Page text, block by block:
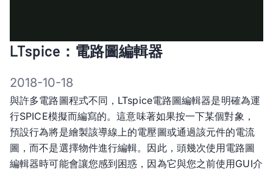
Video
LTspice：電路圖編輯器
2018-10-18
與許多電路圖程式不同，LTspice電路圖編輯器是明確為運
行SPICE模擬而編寫的。這意味著如果按一下某個對象，
預設行為將是繪製該導線上的電壓圖或通過該元件的電流
圖，而不是選擇物件進行編輯。因此，頭幾次使用電路圖
編輯器時可能會讓您感到困惑，因為它與您之前使用GUI介